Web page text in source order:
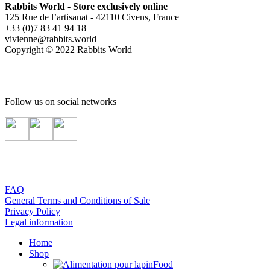
Rabbits World - Store exclusively online
125 Rue de l’artisanat - 42110 Civens, France
+33 (0)7 83 41 94 18
vivienne@rabbits.world
Copyright © 2022 Rabbits World
Follow us on social networks
FAQ
General Terms and Conditions of Sale
Privacy Policy
Legal information
Home
Shop
Food